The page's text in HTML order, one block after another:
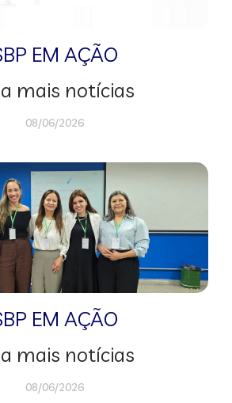
EM AÇÃO
mais notícias
08/06/2026
EM AÇÃO
mais notícias
08/06/2026